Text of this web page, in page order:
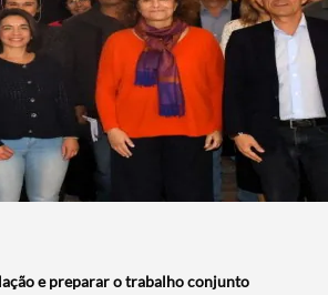
e preparar o trabalho conjunto